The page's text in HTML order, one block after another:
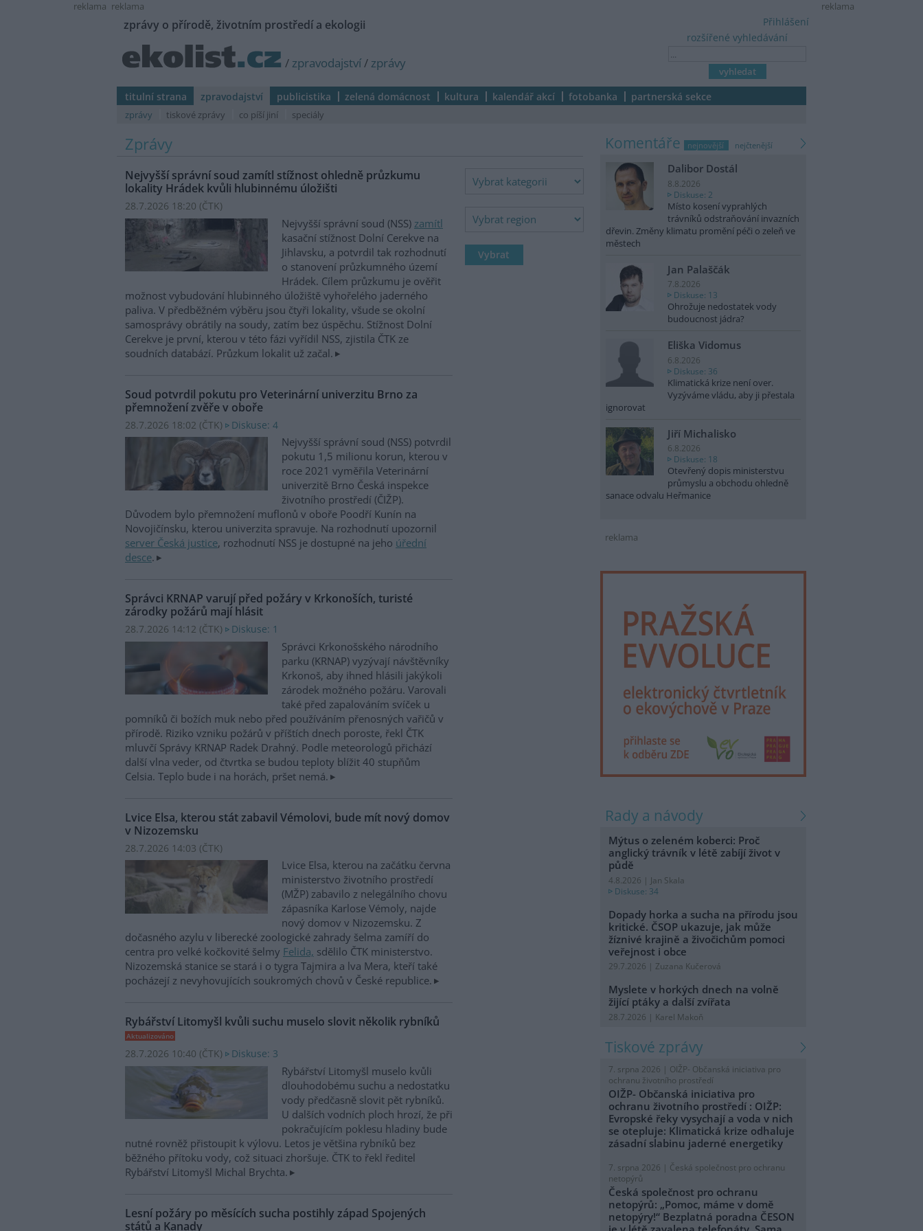
reklama
reklama reklama
zprávy o přírodě, životním prostředí a ekologii
/ zpravodajství/ zprávy
rozšířené vyhledávání
Přihlášení
titulní strana zpravodajství publicistika zelená domácnost kultura kalendář akcí fotobanka partnerská sekce
zprávy tiskové zprávy co píší jiní speciály
Zprávy
Nejvyšší správní soud zamítl stížnost ohledně průzkumu
lokality Hrádek kvůli hlubinnému úložišti
28.7.2026 18:20 (ČTK)
Nejvyšší správní soud (NSS) zamítl
kasační stížnost Dolní Cerekve na
Jihlavsku, a potvrdil tak rozhodnutí
o stanovení průzkumného území
Hrádek. Cílem průzkumu je ověřit
možnost vybudování hlubinného úložiště vyhořelého jaderného
paliva. V předběžném výběru jsou čtyři lokality, všude se okolní
samosprávy obrátily na soudy, zatím bez úspěchu. Stížnost Dolní
Cerekve je první, kterou v této fázi vyřídil NSS, zjistila ČTK ze
soudních databází. Průzkum lokalit už začal.
Soud potvrdil pokutu pro Veterinární univerzitu Brno za
přemnožení zvěře v oboře
28.7.2026 18:02 (ČTK) Diskuse: 4
Nejvyšší správní soud (NSS) potvrdil
pokutu 1,5 milionu korun, kterou v
roce 2021 vyměřila Veterinární
univerzitě Brno Česká inspekce
životního prostředí (ČIŽP).
Důvodem bylo přemnožení muflonů v oboře Poodří Kunín na
Novojičínsku, kterou univerzita spravuje. Na rozhodnutí upozornil
server Česká justice, rozhodnutí NSS je dostupné na jeho úřední
desce.
Správci KRNAP varují před požáry v Krkonoších, turisté
zárodky požárů mají hlásit
28.7.2026 14:12 (ČTK) Diskuse: 1
Správci Krkonošského národního
parku (KRNAP) vyzývají návštěvníky
Krkonoš, aby ihned hlásili jakýkoli
zárodek možného požáru. Varovali
také před zapalováním svíček u
pomníků či božích muk nebo před používáním přenosných vařičů v
přírodě. Riziko vzniku požárů v příštích dnech poroste, řekl ČTK
mluvčí Správy KRNAP Radek Drahný. Podle meteorologů přichází
další vlna veder, od čtvrtka se budou teploty blížit 40 stupňům
Celsia. Teplo bude i na horách, pršet nemá.
Lvice Elsa, kterou stát zabavil Vémolovi, bude mít nový domov
v Nizozemsku
28.7.2026 14:03 (ČTK)
Lvice Elsa, kterou na začátku června
ministerstvo životního prostředí
(MŽP) zabavilo z nelegálního chovu
zápasníka Karlose Vémoly, najde
nový domov v Nizozemsku. Z
dočasného azylu v liberecké zoologické zahrady šelma zamíří do
centra pro velké kočkovité šelmy Felida, sdělilo ČTK ministerstvo.
Nizozemská stanice se stará i o tygra Tajmira a lva Mera, kteří také
pocházejí z nevyhovujících soukromých chovů v České republice.
Rybářství Litomyšl kvůli suchu muselo slovit několik rybníků
Aktualizováno
28.7.2026 10:40 (ČTK) Diskuse: 3
Rybářství Litomyšl muselo kvůli
dlouhodobému suchu a nedostatku
vody předčasně slovit pět rybníků.
U dalších vodních ploch hrozí, že při
pokračujícím poklesu hladiny bude
nutné rovněž přistoupit k výlovu. Letos je většina rybníků bez
běžného přítoku vody, což situaci zhoršuje. ČTK to řekl ředitel
Rybářství Litomyšl Michal Brychta.
Lesní požáry po měsících sucha postihly západ Spojených
států a Kanady
komentáře nejnovější nejčtenější
Dalibor Dostál
8.8.2026
Diskuse: 2
Místo kosení vyprahlých
trávníků odstraňování invazních
dřevin. Změny klimatu promění péči o zeleň ve
městech
Jan Palaščák
7.8.2026
Diskuse: 13
Ohrožuje nedostatek vody
budoucnost jádra?
Eliška Vidomus
6.8.2026
Diskuse: 36
Klimatická krize není over.
Vyzýváme vládu, aby ji přestala
ignorovat
Jiří Michalisko
6.8.2026
Diskuse: 18
Otevřený dopis ministerstvu
průmyslu a obchodu ohledně
sanace odvalu Heřmanice
reklama
rady a návody
Mýtus o zeleném koberci: Proč
anglický trávník v létě zabíjí život v
půdě
4.8.2026 | Jan Skala
Diskuse: 34
Dopady horka a sucha na přírodu jsou
kritické. ČSOP ukazuje, jak může
žíznivé krajině a živočichům pomoci
veřejnost i obce
29.7.2026 | Zuzana Kučerová
Myslete v horkých dnech na volně
žijící ptáky a další zvířata
28.7.2026 | Karel Makoň
tiskové zprávy
7. srpna 2026 | OIŽP- Občanská iniciativa pro
ochranu životního prostředí
OIŽP- Občanská iniciativa pro
ochranu životního prostředí : OIŽP:
Evropské řeky vysychají a voda v nich
se otepluje: Klimatická krize odhaluje
zásadní slabinu jaderné energetiky
7. srpna 2026 | Česká společnost pro ochranu
netopýrů
Česká společnost pro ochranu
netopýrů: „Pomoc, máme v domě
netopýry!“ Bezplatná poradna ČESON